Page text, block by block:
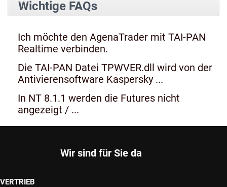
Wichtige FAQs
Ich möchte den AgenaTrader mit TAI-PAN
Realtime verbinden.
Die TAI-PAN Datei TPWVER.dll wird von der
Antivierensoftware Kaspersky ...
In NT 8.1.1 werden die Futures nicht
angezeigt / ...
Wir sind für Sie da
VERTRIEB